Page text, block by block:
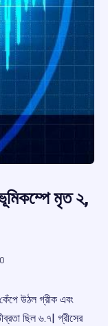
মৃত ২,
0
উঠল গ্রীক এবং
ছিল ৬.৭| গ্রীসের